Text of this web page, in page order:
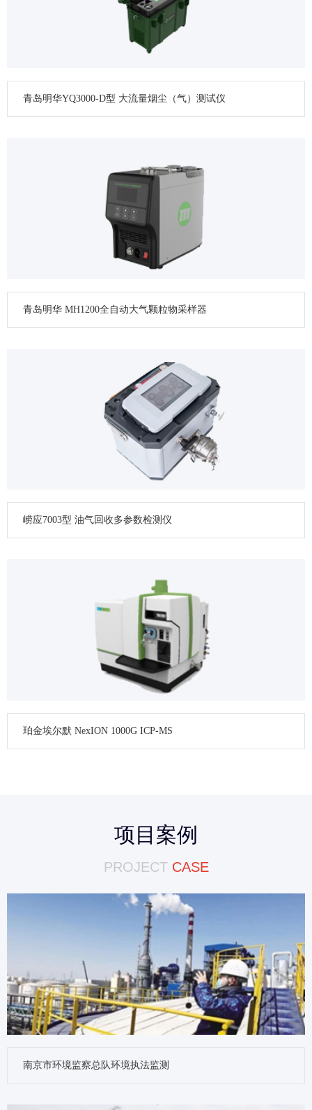
青岛明华YQ3000-D型 大流量烟尘（气）测试仪
青岛明华 MH1200全自动大气颗粒物采样器
崂应7003型 油气回收多参数检测仪
珀金埃尔默 NexION 1000G ICP-MS
项目案例
PROJECTCASE
南京市环境监察总队环境执法监测